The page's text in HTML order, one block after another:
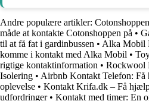
Andre populære artikler:
måde at kontakte Cotonshoppen på •
til at få fat i gardinbussen • Alka Mobil
komme i kontakt med Alka Mobil •
rigtige kontaktinformation • Rockwool
Isolering • Airbnb Kontakt Telefon:
oplevelse • Kontakt Krifa.dk – Få
udfordringer• Kontakt med timer: En